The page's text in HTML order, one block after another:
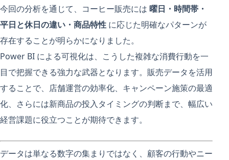
今回の分析を通じて、コーヒー販売には 曜日・時間帯・
平日と休日の違い・商品特性 に応じた明確なパターンが
存在することが明らかになりました。
Power BI による可視化は、こうした複雑な消費行動を一
目で把握できる強力な武器となります。販売データを活用
することで、店舗運営の効率化、キャンペーン施策の最適
化、さらには新商品の投入タイミングの判断まで、幅広い
経営課題に役立つことが期待できます。
データは単なる数字の集まりではなく、顧客の行動やニー